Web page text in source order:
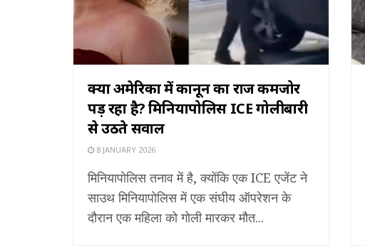
क्या अमेरिका में कानून का राज कमजोर
पड़ रहा है? मिनियापोलिस ICE गोलीबारी
से उठते सवाल
8 JANUARY 2026
मिनियापोलिस तनाव में है, क्योंकि एक ICE एजेंट ने
साउथ मिनियापोलिस में एक संघीय ऑपरेशन के
दौरान एक महिला को गोली मारकर मौत...